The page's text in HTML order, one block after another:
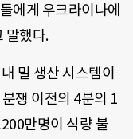
에게 우크라이나에
말했다.
밀 생산 시스템이
쟁 이전의 4분의 1
만명이 식량 불